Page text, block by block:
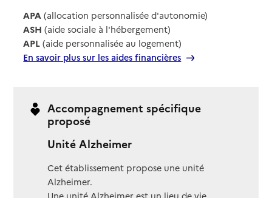
APA (allocation personnalisée d'autonomie)
ASH (aide sociale à l'hébergement)
APL (aide personnalisée au logement)
En savoir plus sur les aides financières
Accompagnement spécifique
proposé
Unité Alzheimer
Cet établissement propose une unité
Alzheimer.